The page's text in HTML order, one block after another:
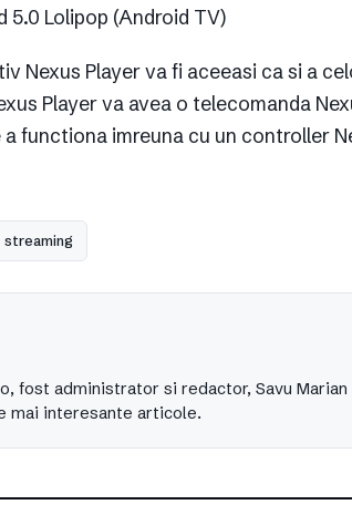
5.0 Lolipop (Android TV)
Nexus Player va fi aceeasi ca si a
Player va avea o telecomanda
functiona imreuna cu un controller
streaming
fost administrator si redactor, Savu Marian
mai interesante articole.